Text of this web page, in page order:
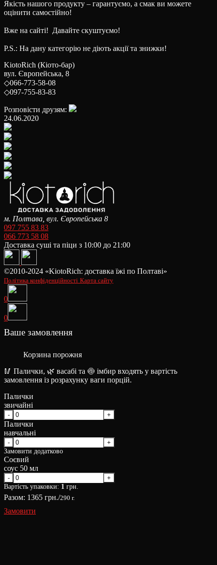
Якість нашого продукту – гарантуємо, а смак ви можете
оцінити самостійно!
Вже на сайті! Давайте скуштуємо!
P.S.: На дану категорію не діють акції та знижки!
KiotoRich (Кіото-бар)
вул. Європейська, 8
◇066-773-58-08
◇097-755-83-83
Розповісти друзям:
24.06.2020
м. Полтава, вул. Європейська 8
097 755 83 83
066 773 58 08
Доставка суші та піци з 10:00 до 21:00
©2010-2024 «KiotoRich: доставка їжі по Полтаві»
Політика конфіденційності Карта сайту
0
0
Ваше замовлення
Корзина порожня
🥢 Палички, 🌿 васабі та 🍥 імбир входять у вартість
замовлення із розрахунку ваги порцій.
Палички
звичайні
Палички
навчальні
Замовити додатково
Соєвий
соус 50 мл
Вартість упаковки: 1 грн.
Разом: 1365 грн./290 г.
Замовити